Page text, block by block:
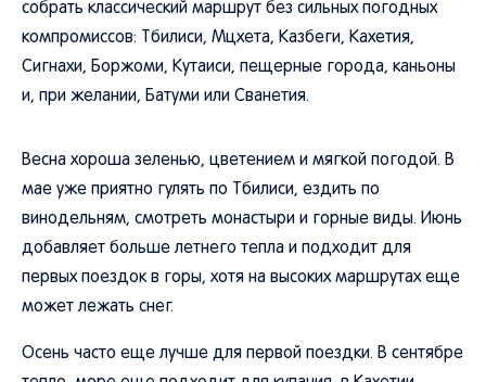
собрать классический маршрут без сильных погодных
компромиссов: Тбилиси, Мцхета, Казбеги, Кахетия,
Сигнахи, Боржоми, Кутаиси, пещерные города, каньоны
и, при желании, Батуми или Сванетия.
Весна хороша зеленью, цветением и мягкой погодой. В
мае уже приятно гулять по Тбилиси, ездить по
винодельням, смотреть монастыри и горные виды. Июнь
добавляет больше летнего тепла и подходит для
первых поездок в горы, хотя на высоких маршрутах еще
может лежать снег.
Осень часто еще лучше для первой поездки. В сентябре